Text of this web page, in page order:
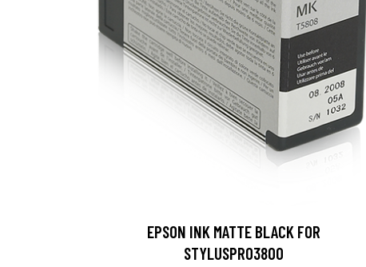
EPSON INK MATTE BLACK FOR
STYLUSPRO3800